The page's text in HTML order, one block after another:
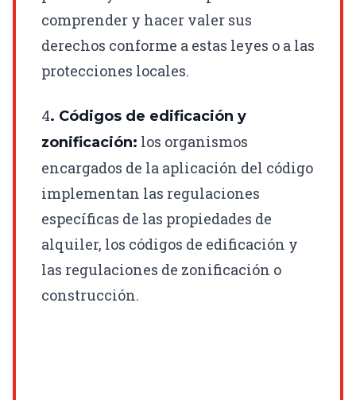
comprender y hacer valer sus
derechos conforme a estas leyes o a las
protecciones locales.
4. Códigos de edificación y
zonificación: los organismos
encargados de la aplicación del código
implementan las regulaciones
específicas de las propiedades de
alquiler, los códigos de edificación y
las regulaciones de zonificación o
construcción.